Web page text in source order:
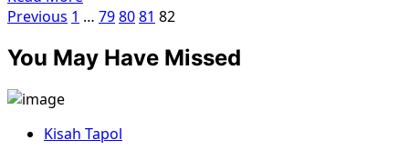
more
Kekeliruan
PKI,
Rakyat
Paginasi
pos
Previous 1 … 798081 82
You May Have Missed
Kisah Tapol